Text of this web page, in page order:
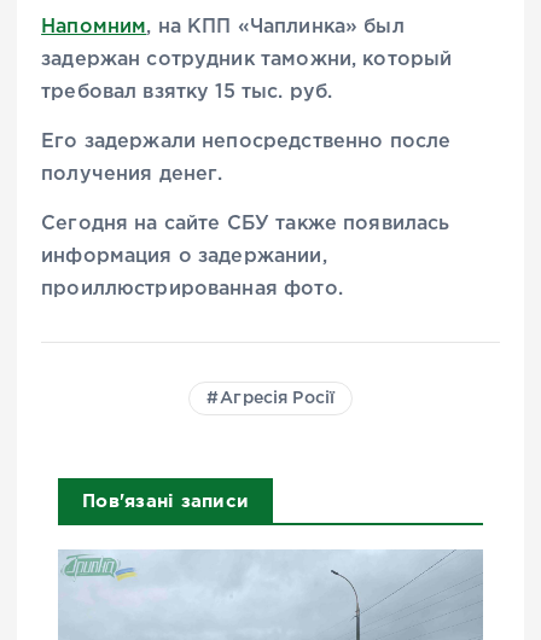
Напомним, на КПП «Чаплинка» был
задержан сотрудник таможни, который
требовал взятку 15 тыс. руб.
Его задержали непосредственно после
получения денег.
Сегодня на сайте СБУ также появилась
информация о задержании,
проиллюстрированная фото.
Агресія Росії
Пов'язані записи